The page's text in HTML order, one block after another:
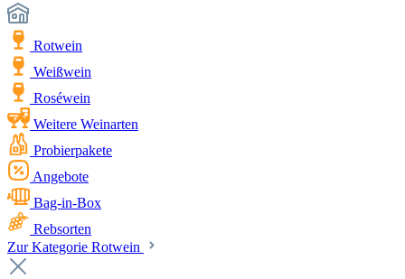
Rotwein
Weißwein
Roséwein
Weitere Weinarten
Probierpakete
Angebote
Bag-in-Box
Rebsorten
Zur Kategorie Rotwein